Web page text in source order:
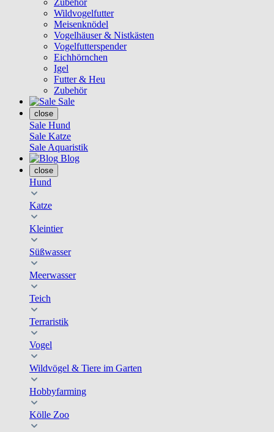
Zubehör
Wildvogelfutter
Meisenknödel
Vogelhäuser & Nistkästen
Vogelfutterspender
Eichhörnchen
Igel
Futter & Heu
Zubehör
Sale
close
Sale Hund
Sale Katze
Sale Aquaristik
Blog
close
Hund
Katze
Kleintier
Süßwasser
Meerwasser
Teich
Terraristik
Vogel
Wildvögel & Tiere im Garten
Hobbyfarming
Kölle Zoo